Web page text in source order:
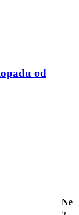
od
Ne